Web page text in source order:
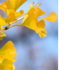
塔羅雲蔚老師
硬程度無人能
奧斯卡獎，今
的台詞騙啦。